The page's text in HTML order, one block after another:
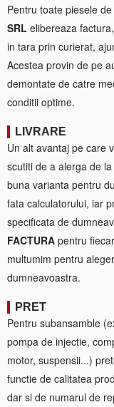
Pentru toate piesele
SRL elibereaza
in tara prin curierat,
Acestea provin de pe
demontate de catre
conditii optime.
LIVRARE
Un alt avantaj pe care
scutiti de a alerga de
buna varianta pentru
fata calculatorului, iar
specificata de
FACTURA pentru
multumim pentru
dumneavoastra.
PRET
Pentru subansamble
pompa de injectie,
motor, suspensii...)
functie de calitatea
dar si de numarul de